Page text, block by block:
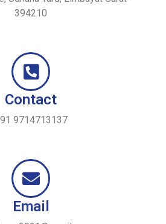
394210
Contact
9714713137
Email